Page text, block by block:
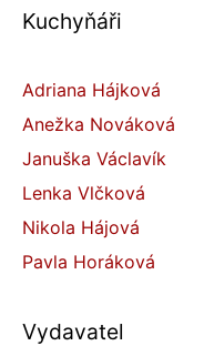
Kuchyňáři
Adriana Hájková
Anežka Nováková
Januška Václavík
Lenka Vlčková
Nikola Hájová
Pavla Horáková
Vydavatel